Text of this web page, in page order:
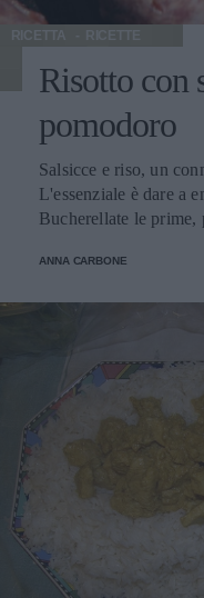
RICETTA
Risotto con
pomodoro
Salsicce e riso, un
L'essenziale è dare a
Bucherellate le
piatto da gustare in
ANNA CARBONE